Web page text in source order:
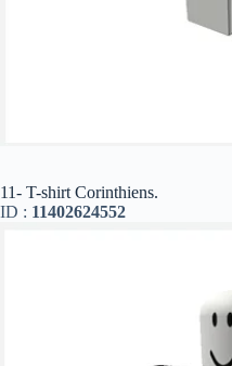
11- T-shirt Corinthiens.
ID : 11402624552